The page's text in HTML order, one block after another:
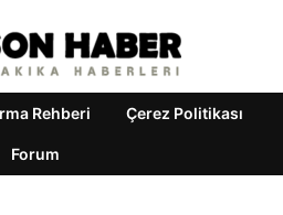
Rehberi Çerez Politikası
Forum